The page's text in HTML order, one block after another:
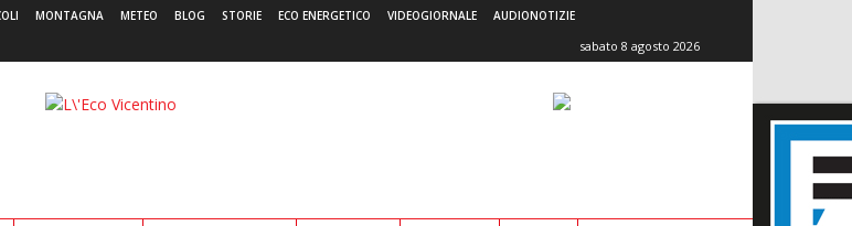
MONTAGNA METEO BLOG STORIE ECO ENERGETICO VIDEOGIORNALE AUDIONOTIZIE
sabato 8 agosto 2026
L'Eco